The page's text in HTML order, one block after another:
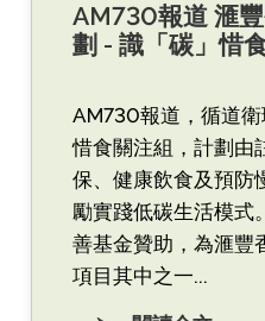
AM730報道 滙
劃 - 識「碳」惜
AM730報道，循道衛
惜食關注組，計劃由
保、健康飲食及預防
勵實踐低碳生活模式
善基金贊助，為滙豐
項目其中之一...